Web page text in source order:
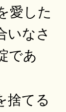
愛した
いなさ
であ
捨てる